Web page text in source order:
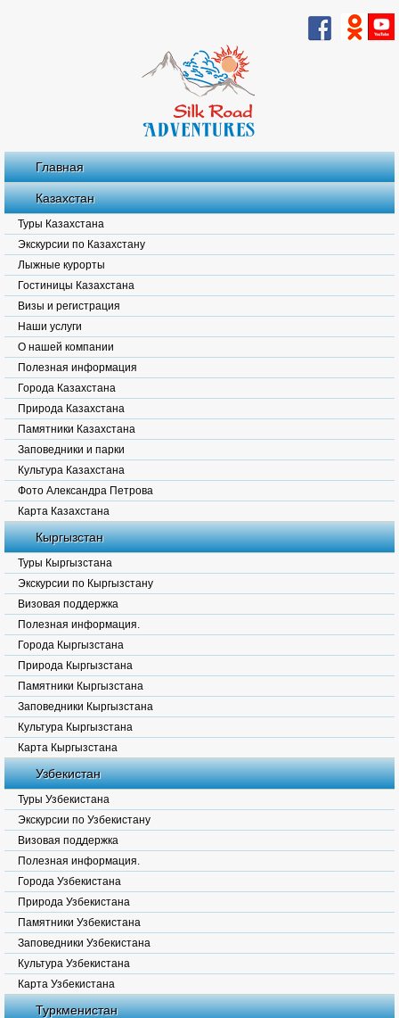
Главная
Казахстан
Туры Казахстана
Экскурсии по Казахстану
Лыжные курорты
Гостиницы Казахстана
Визы и регистрация
Наши услуги
О нашей компании
Полезная информация
Города Казахстана
Природа Казахстана
Памятники Казахстана
Заповедники и парки
Культура Казахстана
Фото Александра Петрова
Карта Казахстана
Кыргызстан
Туры Кыргызстана
Экскурсии по Кыргызстану
Визовая поддержка
Полезная информация.
Города Кыргызстана
Природа Кыргызстана
Памятники Кыргызстана
Заповедники Кыргызстана
Культура Кыргызстана
Карта Кыргызстана
Узбекистан
Туры Узбекистана
Экскурсии по Узбекистану
Визовая поддержка
Полезная информация.
Города Узбекистана
Природа Узбекистана
Памятники Узбекистана
Заповедники Узбекистана
Культура Узбекистана
Карта Узбекистана
Туркменистан